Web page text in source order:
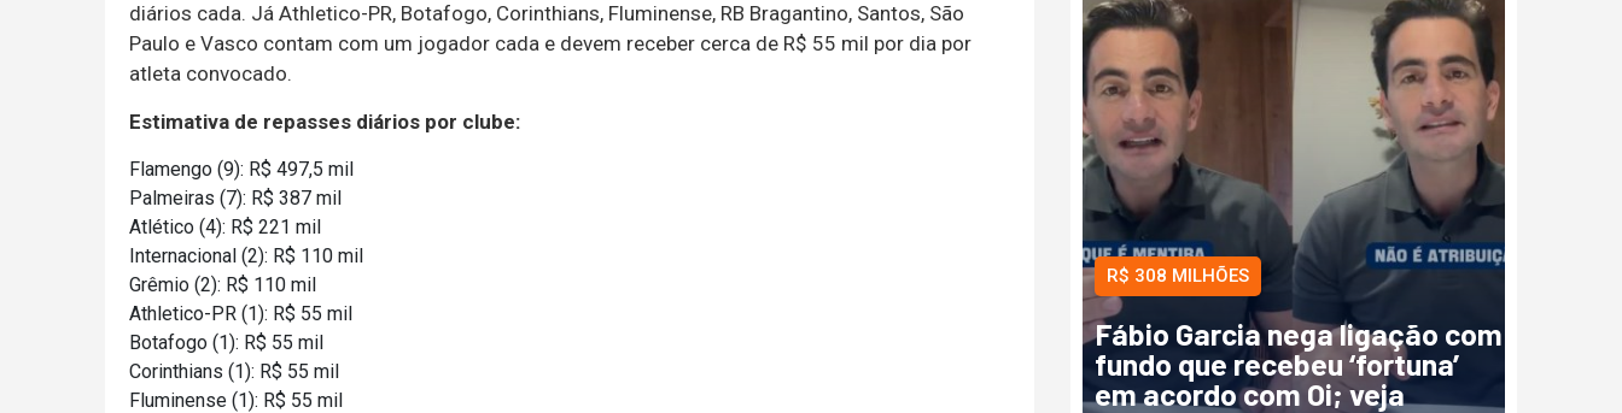
diários cada. Já Athletico-PR, Botafogo, Corinthians, Fluminense, RB Bragantino, Santos, São
Paulo e Vasco contam com um jogador cada e devem receber cerca de R$ 55 mil por dia por
atleta convocado.
Estimativa de repasses diários por clube:
Flamengo (9): R$ 497,5 mil
Palmeiras (7): R$ 387 mil
Atlético (4): R$ 221 mil
Internacional (2): R$ 110 mil
Grêmio (2): R$ 110 mil
Athletico-PR (1): R$ 55 mil
Botafogo (1): R$ 55 mil
Corinthians (1): R$ 55 mil
Fluminense (1): R$ 55 mil
R$ 308 MILHÕES
Fábio Garcia nega ligação com
fundo que recebeu ‘fortuna’
em acordo com Oi; veja